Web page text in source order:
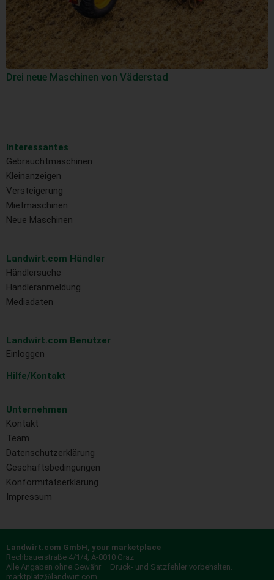
Drei neue Maschinen von Väderstad
Interessantes
Gebrauchtmaschinen
Kleinanzeigen
Versteigerung
Mietmaschinen
Neue Maschinen
Landwirt.com Händler
Händlersuche
Händleranmeldung
Mediadaten
Landwirt.com Benutzer
Einloggen
Hilfe/Kontakt
Unternehmen
Kontakt
Team
Datenschutzerklärung
Geschäftsbedingungen
Konformitätserklärung
Impressum
Landwirt.com GmbH, your marketplace
Rechbauerstraße 4/1/4, A-8010 Graz
Alle Angaben ohne Gewähr – Druck- und Satzfehler vorbehalten.
marktplatz@landwirt.com